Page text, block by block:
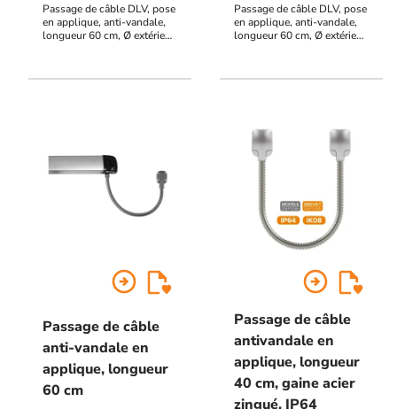
Passage de câble DLV, pose
en applique, anti-vandale,
longueur 60 cm, Ø extérieur
Passage de câble DLV, pose
en applique, anti-vandale,
longueur 60 cm, Ø extérieur
arrow_circle_right
Passage de câble
anti-vandale en
applique, longueur
60 cm
arrow_circle_right
Passage de câble
antivandale en
applique, longueur
40 cm, gaine acier
zingué, IP64